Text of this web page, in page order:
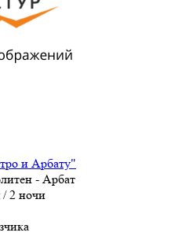
и Арбату"
- Арбат
/ 2 ночи